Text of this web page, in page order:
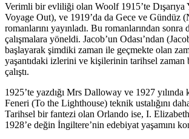
Verimli bir evliliği olan Woolf 1915’te
Voyage Out), ve 1919’da da Gece ve Gündüz
romanlarını yayınladı. Bu romanlarından sonra
çalışmalara yöneldi. Jacob’un Odası’ndan
başlayarak şimdiki zaman ile geçmekte olan
yaşantıdaki izlerini ve kişilerinin tarihsel zaman
çalıştı.
1925’te yazdığı Mrs Dalloway ve 1927 yılında
Feneri (To the Lighthouse) teknik ustalığını
Tarihsel bir fantezi olan Orlando ise, I.
1928’e değin İngiltere’nin edebiyat yaşamını